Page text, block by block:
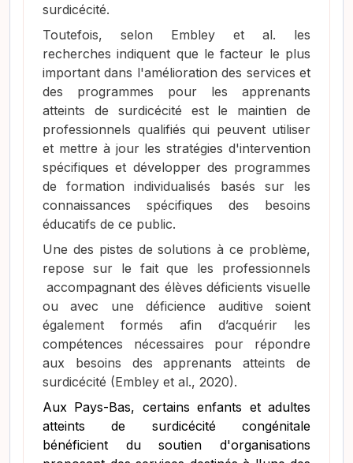
surdicécité.
Toutefois, selon Embley et al. les
recherches indiquent que le facteur le plus
important dans l'amélioration des services et
des programmes pour les apprenants
atteints de surdicécité est le maintien de
professionnels qualifiés qui peuvent utiliser
et mettre à jour les stratégies d'intervention
spécifiques et développer des programmes
de formation individualisés basés sur les
connaissances spécifiques des besoins
éducatifs de ce public.
Une des pistes de solutions à ce problème,
repose sur le fait que les professionnels
accompagnant des élèves déficients visuelle
ou avec une déficience auditive soient
également formés afin d’acquérir les
compétences nécessaires pour répondre
aux besoins des apprenants atteints de
surdicécité (Embley et al., 2020).
Aux Pays-Bas, certains enfants et adultes
atteints de surdicécité congénitale
bénéficient du soutien d'organisations